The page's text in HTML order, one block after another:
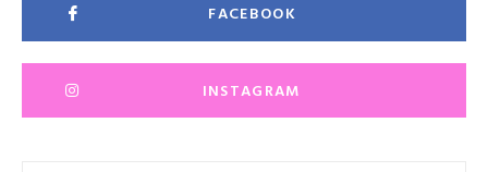
FACEBOOK
INSTAGRAM